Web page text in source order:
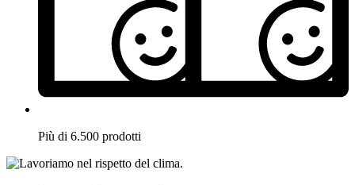
Più di 6.500 prodotti